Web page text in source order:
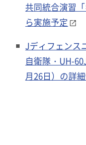
共同統合演習
ら実施予定
Jディフェンス
自衛隊・UH-
月26日）の詳